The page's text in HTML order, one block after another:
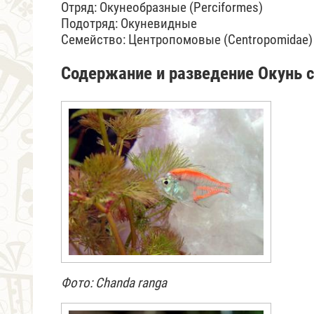
Отряд: Окунеобразные (Perciformes)
Подотряд: Окуневидные
Семейство: Центропомовые (Centropomidae)
Содержание и разведение Окунь
Фото: Chanda ranga